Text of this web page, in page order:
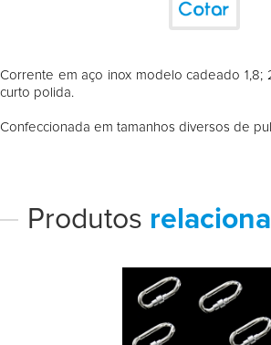
Corrente em aço inox modelo cadeado 1,8;
curto polida.
Confeccionada em tamanhos diversos de
Produtos